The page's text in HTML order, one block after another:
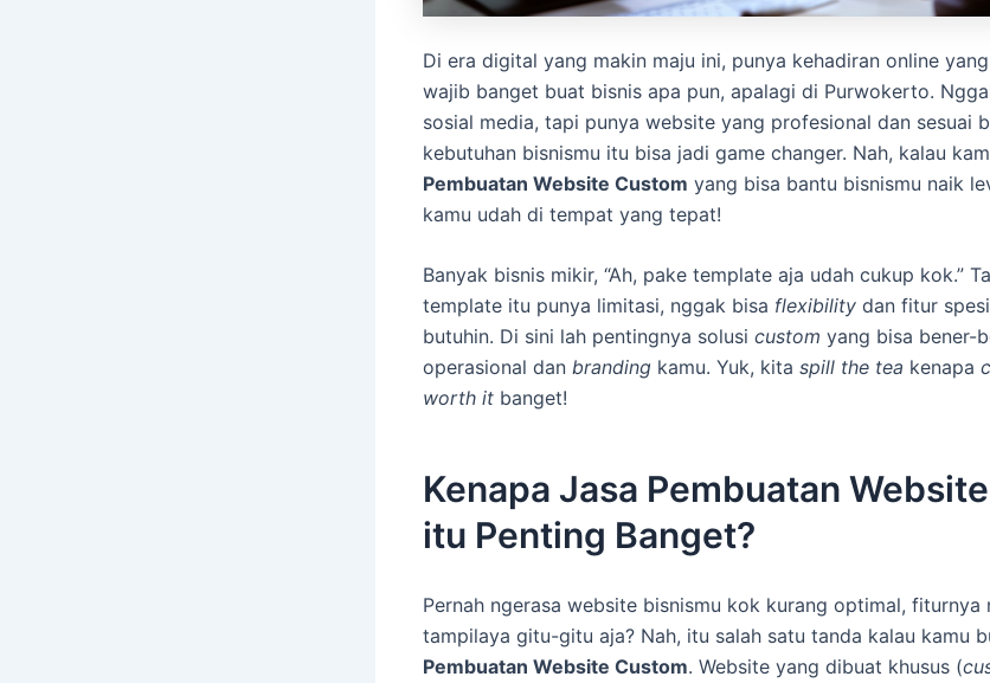
Di era digital yang makin maju ini, punya kehadiran online
wajib banget buat bisnis apa pun, apalagi di Purwokerto.
sosial media, tapi punya website yang profesional dan sesuai
kebutuhan bisnismu itu bisa jadi game changer. Nah, kalau
Pembuatan Website Custom yang bisa bantu bisnismu naik
kamu udah di tempat yang tepat!
Banyak bisnis mikir, “Ah, pake template aja udah cukup kok.”
template itu punya limitasi, nggak bisa flexibility dan fitur
butuhin. Di sini lah pentingnya solusi custom yang bisa bener-
operasional dan branding kamu. Yuk, kita spill the tea kenapa
worth it banget!
Kenapa Jasa Pembuatan
itu Penting Banget?
Pernah ngerasa website bisnismu kok kurang optimal, fiturnya
tampilaya gitu-gitu aja? Nah, itu salah satu tanda kalau kamu
Pembuatan Website Custom. Website yang dibuat khusus (